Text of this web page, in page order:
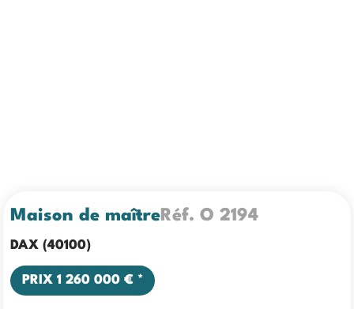
Maison de maître Réf.O 2194
DAX (40100)
PRIX 1 260 000 € *